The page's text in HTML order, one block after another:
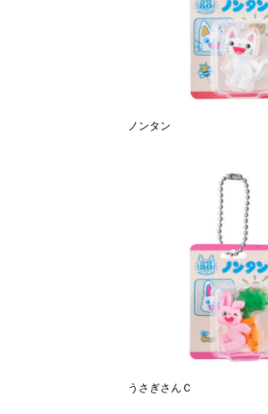
ノンタン
うさぎさんＣ